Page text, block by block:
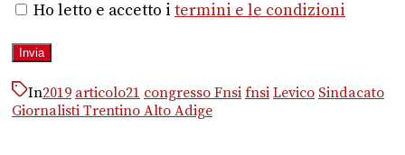
Ho letto e accetto i termini e le condizioni
In2019 articolo21 congresso Fnsi fnsi Levico Sindacato
Giornalisti Trentino Alto Adige